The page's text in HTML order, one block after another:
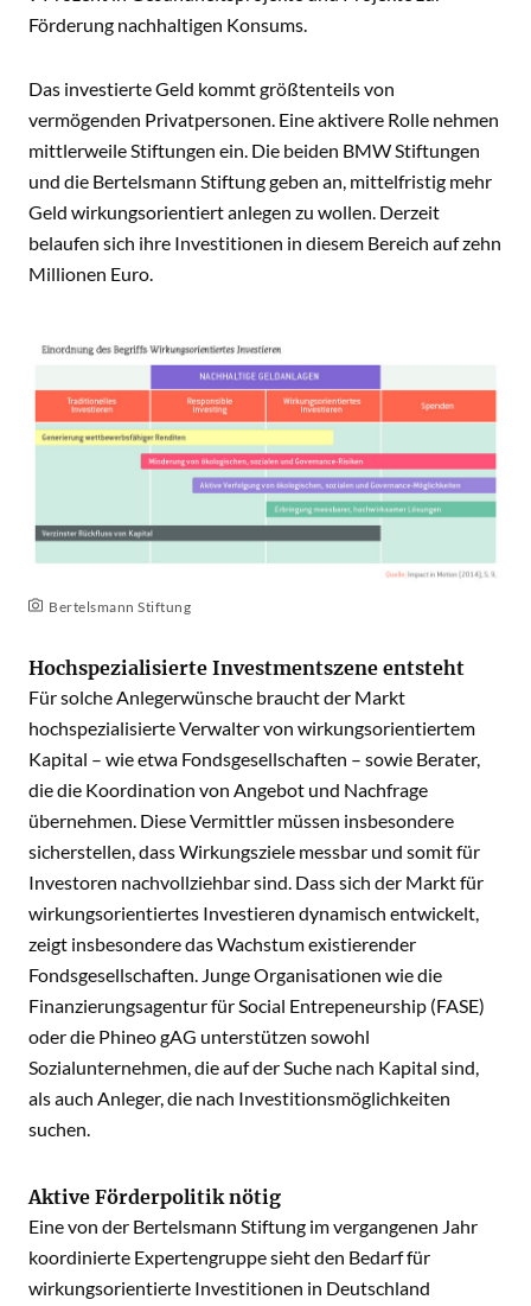
Förderung nachhaltigen Konsums.
Das investierte Geld kommt größtenteils von
vermögenden Privatpersonen. Eine aktivere Rolle nehmen
mittlerweile Stiftungen ein. Die beiden BMW Stiftungen
und die Bertelsmann Stiftung geben an, mittelfristig mehr
Geld wirkungsorientiert anlegen zu wollen. Derzeit
belaufen sich ihre Investitionen in diesem Bereich auf zehn
Millionen Euro.
Bertelsmann Stiftung
Hochspezialisierte Investmentszene entsteht
Für solche Anlegerwünsche braucht der Markt
hochspezialisierte Verwalter von wirkungsorientiertem
Kapital – wie etwa Fondsgesellschaften – sowie Berater,
die die Koordination von Angebot und Nachfrage
übernehmen. Diese Vermittler müssen insbesondere
sicherstellen, dass Wirkungsziele messbar und somit für
Investoren nachvollziehbar sind. Dass sich der Markt für
wirkungsorientiertes Investieren dynamisch entwickelt,
zeigt insbesondere das Wachstum existierender
Fondsgesellschaften. Junge Organisationen wie die
Finanzierungsagentur für Social Entrepeneurship (FASE)
oder die Phineo gAG unterstützen sowohl
Sozialunternehmen, die auf der Suche nach Kapital sind,
als auch Anleger, die nach Investitionsmöglichkeiten
suchen.
Aktive Förderpolitik nötig
Eine von der Bertelsmann Stiftung im vergangenen Jahr
koordinierte Expertengruppe sieht den Bedarf für
wirkungsorientierte Investitionen in Deutschland